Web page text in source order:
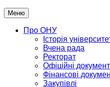
Меню
Про ОНУ
Історія
Вчена рада
Ректорат
Офіційні
Фінансові
Закупівлі